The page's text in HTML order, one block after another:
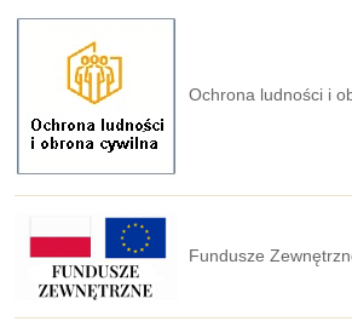
Ochrona ludności i
Fundusze